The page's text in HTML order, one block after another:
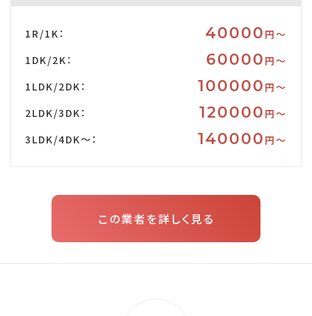
1R/1K： 40000 円〜
1DK/2K：
60000 円〜
1LDK/2DK：
100000 円〜
2LDK/3DK：
120000 円〜
3LDK/4DK～：
140000 円〜
この業者を詳しく見る